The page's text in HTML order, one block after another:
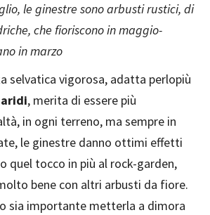
le ginestre sono arbusti rustici, di
che fioriscono in maggio-
in marzo
selvatica vigorosa, adatta perlopiù
aridi, merita di essere più
in ogni terreno, ma sempre in
le ginestre danno ottimi effetti
quel tocco in più al rock-garden,
bene con altri arbusti da fiore.
sia importante metterla a dimora